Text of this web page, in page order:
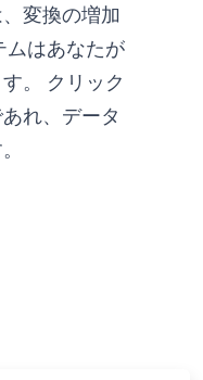
変換の増加
ムはあなたが
。 クリック
れ、データ